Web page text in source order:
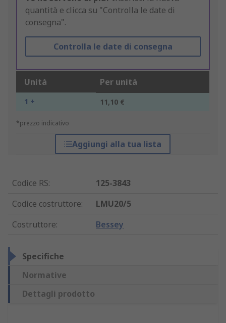
quantità e clicca su "Controlla le date di
consegna".
Controlla le date di consegna
Unità Per unità
1 + 11,10 €
*prezzo indicativo
Aggiungi alla tua lista
Codice RS:
125-3843
Codice costruttore:
LMU20/5
Costruttore: Bessey
Specifiche
Normative
Dettagli prodotto